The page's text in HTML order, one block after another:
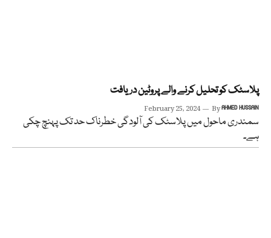
پلاسٹک کو تحلیل کرنے والے پروٹین دریافت
February 25, 2024 ByAHMED HUSSAIN
سمندری ماحول میں پلاسٹک کی آلودگی خطرناک حد تک پہنچ چکی
ہے۔